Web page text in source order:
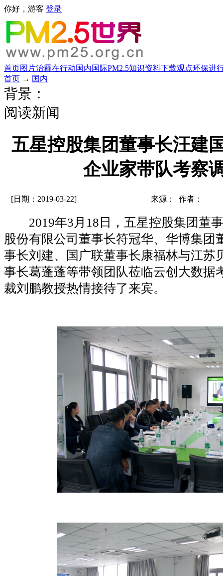
你好，游客 登录
首页图片治霾在行动国内国际PM2.5知识资料下载观点环保进
首页 → 国内
背景：
阅读新闻
五星控股集团董事长汪建
企业家带队考察
[日期：2019-03-22] 来源： 作者：
2019年3月18日，五星控股集团董
股份有限公司董事长符冠华、华博集团
事长刘建、国广联董事长康福林与江苏
事长葛蓬蓬等带领团队莅临云创大数据
裁刘鹏教授热情接待了来宾。